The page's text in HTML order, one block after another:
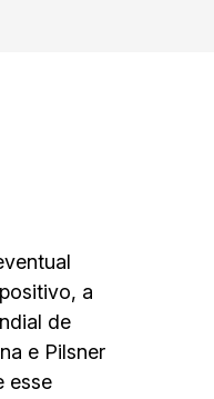
a
de
e Pilsner
esse